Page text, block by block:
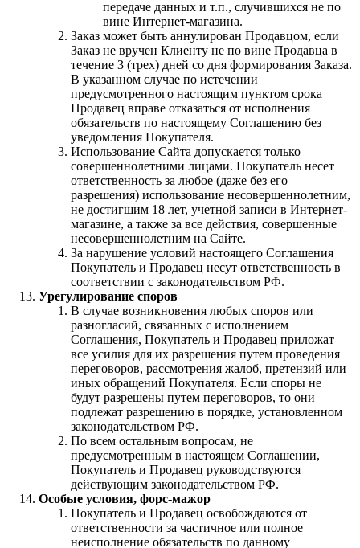
передаче данных и т.п., случившихся не по
вине Интернет-магазина.
Заказ может быть аннулирован Продавцом, если
Заказ не вручен Клиенту не по вине Продавца в
течение 3 (трех) дней со дня формирования Заказа.
В указанном случае по истечении
предусмотренного настоящим пунктом срока
Продавец вправе отказаться от исполнения
обязательств по настоящему Соглашению без
уведомления Покупателя.
Использование Сайта допускается только
совершеннолетними лицами. Покупатель несет
ответственность за любое (даже без его
разрешения) использование несовершеннолетним,
не достигшим 18 лет, учетной записи в Интернет-
магазине, а также за все действия, совершенные
несовершеннолетним на Сайте.
За нарушение условий настоящего Соглашения
Покупатель и Продавец несут ответственность в
соответствии с законодательством РФ.
Урегулирование споров
В случае возникновения любых споров или
разногласий, связанных с исполнением
Соглашения, Покупатель и Продавец приложат
все усилия для их разрешения путем проведения
переговоров, рассмотрения жалоб, претензий или
иных обращений Покупателя. Если споры не
будут разрешены путем переговоров, то они
подлежат разрешению в порядке, установленном
законодательством РФ.
По всем остальным вопросам, не
предусмотренным в настоящем Соглашении,
Покупатель и Продавец руководствуются
действующим законодательством РФ.
Особые условия, форс-мажор
Покупатель и Продавец освобождаются от
ответственности за частичное или полное
неисполнение обязательств по данному